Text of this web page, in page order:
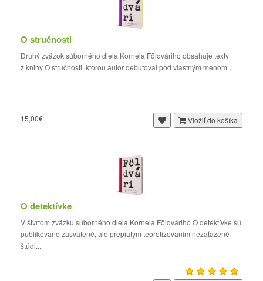
O stručnosti
Druhý zväzok súborného diela Kornela Földváriho obsahuje texty
z knihy O stručnosti, ktorou autor debutoval pod vlastným menom...
15,00€ Vložiť do košíka
O detektívke
V štvrtom zväzku súborného diela Kornela Földváriho O detektívke sú
publikované zasvätené, ale prepiatym teoretizovaním nezaťažené
štúdi...